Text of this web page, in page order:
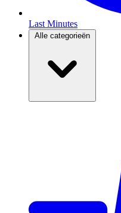
Last Minutes
Alle categorieën